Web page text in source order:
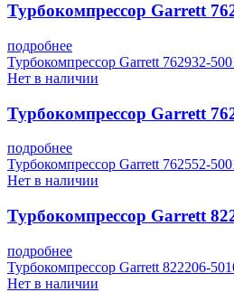
Турбокомпрессор Garrett
подробнее
Турбокомпрессор Garrett 762932-
Нет в наличии
Турбокомпрессор Garrett
подробнее
Турбокомпрессор Garrett 762552-
Нет в наличии
Турбокомпрессор Garrett
подробнее
Турбокомпрессор Garrett 822206-
Нет в наличии